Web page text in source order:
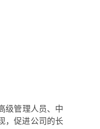
级管理人员、中
，促进公司的长